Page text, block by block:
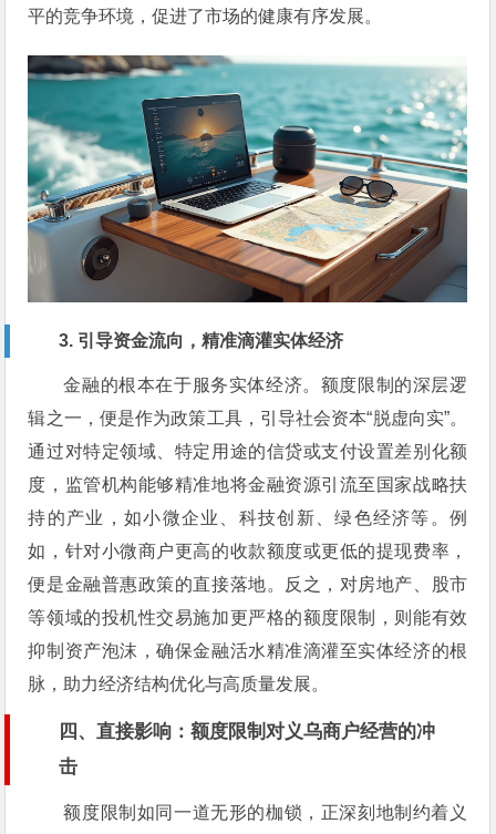
平的竞争环境，促进了市场的健康有序发展。
3. 引导资金流向，精准滴灌实体经济
金融的根本在于服务实体经济。额度限制的深层逻
辑之一，便是作为政策工具，引导社会资本“脱虚向实”。
通过对特定领域、特定用途的信贷或支付设置差别化额
度，监管机构能够精准地将金融资源引流至国家战略扶
持的产业，如小微企业、科技创新、绿色经济等。例
如，针对小微商户更高的收款额度或更低的提现费率，
便是金融普惠政策的直接落地。反之，对房地产、股市
等领域的投机性交易施加更严格的额度限制，则能有效
抑制资产泡沫，确保金融活水精准滴灌至实体经济的根
脉，助力经济结构优化与高质量发展。
四、直接影响：额度限制对义乌商户经营的冲
击
额度限制如同一道无形的枷锁，正深刻地制约着义